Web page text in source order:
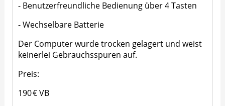
- Benutzerfreundliche Bedienung über 4 Tasten
- Wechselbare Batterie
Der Computer wurde trocken gelagert und weist
keinerlei Gebrauchsspuren auf.
Preis:
190 € VB